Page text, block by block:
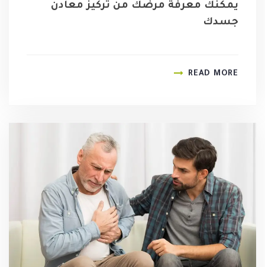
يمكنك معرفة مرضك من تركيز معادن
جسدك
READ MORE